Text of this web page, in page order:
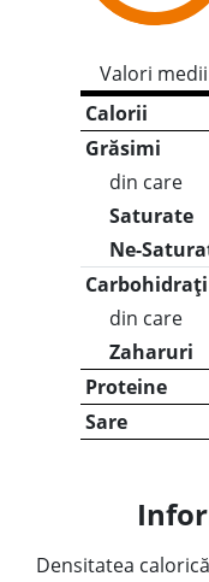
Valori
Calorii
Grăsimi
din care
Saturate
Ne-
Carbohidrați
din care
Zaharuri
Proteine
Sare
Densitatea